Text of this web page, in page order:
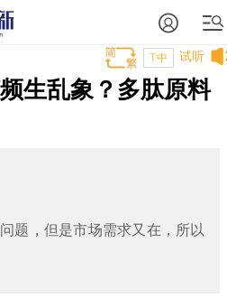
试听
T中
生乱象？多肽原料
题，但是市场需求又在，所以